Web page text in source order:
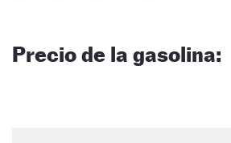
Precio de la gasolina: